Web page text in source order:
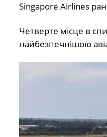
Singapore Airlines
Четверте місце в
найбезпечнішою